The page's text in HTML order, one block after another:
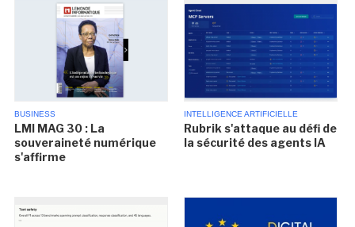
BUSINESS
LMI MAG 30 : La
souveraineté numérique
s'affirme
INTELLIGENCE ARTIFICIELLE
Rubrik s'attaque au défi de
la sécurité des agents IA